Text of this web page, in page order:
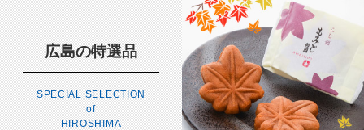
広島の特選品
SPECIAL SELECTION
of
HIROSHIMA